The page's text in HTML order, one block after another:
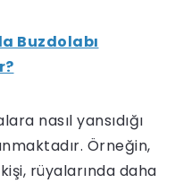
Buzdolabı
nasıl yansıdığı
Örneğin,
rüyalarında daha